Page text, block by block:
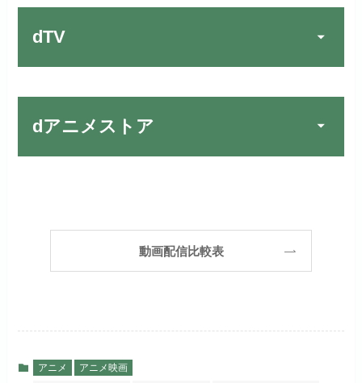
す！
お試し無料期間
月額料金（税込） 2,189円
見放題作品数
190,000作品以上
リンク先：
宅配レンタルとVODの2パターンが
初回ポイント付与 1,100ポイント
（TV）
宅配レンタル数
FOD PREMIUMでお試
しする
リンク先 :https://fod.fujitv.co.jp/s/premium/
お試し無料期間 2週間
月額料金（税込）
リンク先 :https://www.hulu.jp/
日本テレビ系ドラマや映画・海外
試しする
ABEMA独占配信作品がおもしろ
い！
dTV
dアニメストア
動画配信比較表
アニメ アニメ映画